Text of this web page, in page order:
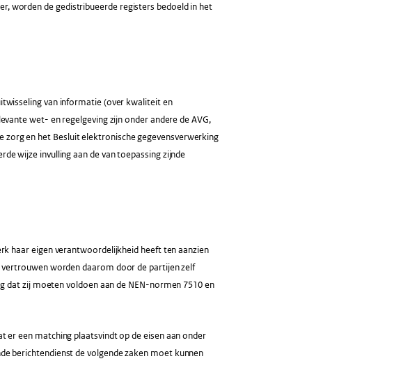
worden de gedistribueerde registers bedoeld in het
van informatie (over kwaliteit en
wet- en regelgeving zijn onder andere de AVG,
zorg en het Besluit elektronische gegevensverwerking
wijze invulling aan de van toepassing zijnde
haar eigen verantwoordelijkheid heeft ten aanzien
vertrouwen worden daarom door de partijen zelf
dat zij moeten voldoen aan de NEN-normen 7510 en
een matching plaatsvindt op de eisen aan onder
berichtendienst de volgende zaken moet kunnen